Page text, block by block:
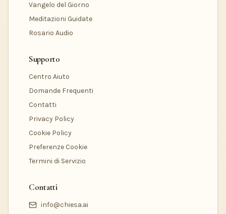
Vangelo del Giorno
Meditazioni Guidate
Rosario Audio
Supporto
Centro Aiuto
Domande Frequenti
Contatti
Privacy Policy
Cookie Policy
Preferenze Cookie
Termini di Servizio
Contatti
info@chiesa.ai